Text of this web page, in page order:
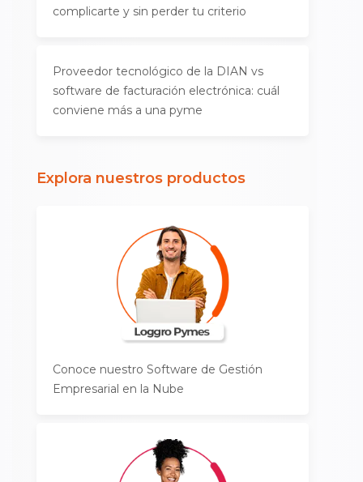
complicarte y sin perder tu criterio
Proveedor tecnológico de la DIAN vs
software de facturación electrónica: cuál
conviene más a una pyme
Explora nuestros productos
Conoce nuestro Software de Gestión
Empresarial en la Nube